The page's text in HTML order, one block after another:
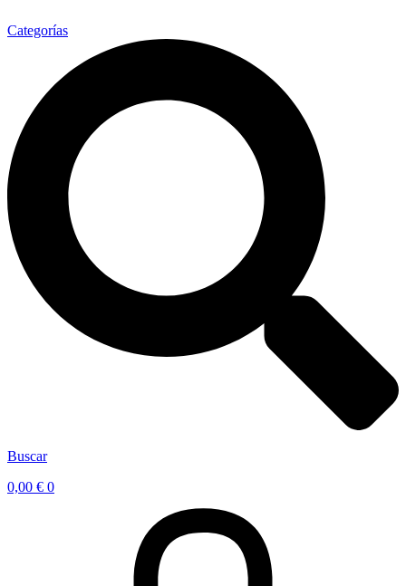
Categorías
Buscar
0,00 € 0